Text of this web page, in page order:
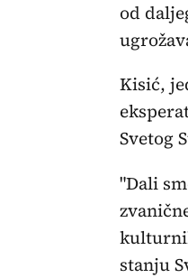
od
Kisić,
Svetog
"Dali
stanju